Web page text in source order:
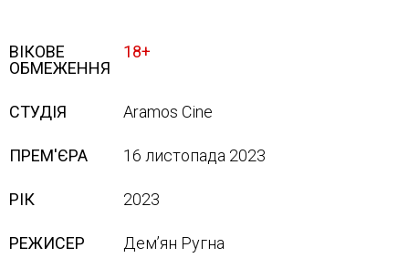
ВІКОВЕ
ОБМЕЖЕННЯ
18+
СТУДІЯ Aramos Cine
ПРЕМ'ЄРА 16 листопада 2023
РІК 2023
РЕЖИСЕР Дем’ян Ругна